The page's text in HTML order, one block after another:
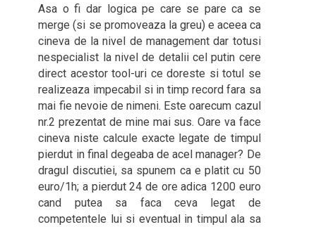
Asa o fi dar logica pe care se pare ca se
merge (si se promoveaza la greu) e aceea ca
cineva de la nivel de management dar totusi
nespecialist la nivel de detalii cel putin cere
direct acestor tool-uri ce doreste si totul se
realizeaza impecabil si in timp record fara sa
mai fie nevoie de nimeni. Este oarecum cazul
nr.2 prezentat de mine mai sus. Oare va face
cineva niste calcule exacte legate de timpul
pierdut in final degeaba de acel manager? De
dragul discutiei, sa spunem ca e platit cu 50
euro/1h; a pierdut 24 de ore adica 1200 euro
cand putea sa faca ceva legat de
competentele lui si eventual in timpul ala sa